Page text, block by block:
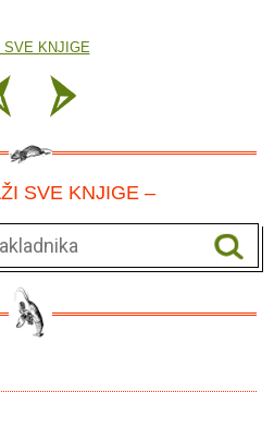
SVE KNJIGE
SVE KNJIGE –